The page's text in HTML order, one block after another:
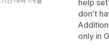
help
don't
only in